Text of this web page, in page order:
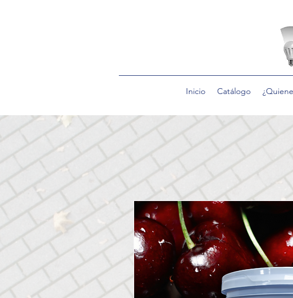
Inicio Catálogo